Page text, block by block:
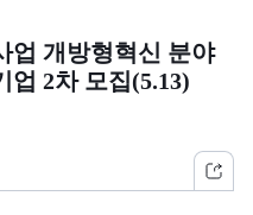
업 개방형혁신 분야
업 2차 모집(5.13)